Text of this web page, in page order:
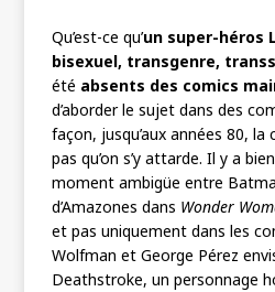
Qu’est-ce qu’un super-héros
bisexuel, transgenre,
été absents des comics
d’aborder le sujet dans des
façon, jusqu’aux années 80, la
pas qu’on s’y attarde. Il y a bien
moment ambigüe entre
d’Amazones dans Wonder
et pas uniquement dans les
Wolfman et George Pérez
Deathstroke, un personnage